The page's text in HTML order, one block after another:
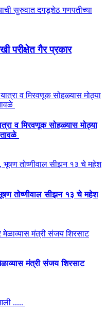
परीक्षेत गैर प्रकार
व मिरवणूक सोहळ्यास मोठ्या
तोष्णीवाल सीझन १३ चे महेश
मंत्री संजय शिरसाट